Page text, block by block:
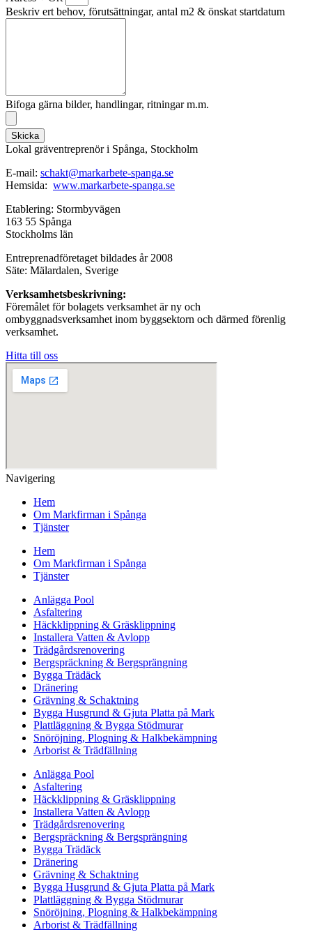
Beskriv ert behov, förutsättningar, antal m2 & önskat startdatum
Bifoga gärna bilder, handlingar, ritningar m.m.
Skicka
Lokal gräventreprenör i Spånga, Stockholm
E-mail: schakt@markarbete-spanga.se
Hemsida: www.markarbete-spanga.se
Etablering: Stormbyvägen
163 55 Spånga
Stockholms län
Entreprenadföretaget bildades år 2008
Säte: Mälardalen, Sverige
Verksamhetsbeskrivning:
Föremålet för bolagets verksamhet är ny och
ombyggnadsverksamhet inom byggsektorn och därmed förenlig
verksamhet.
Hitta till oss
Navigering
Hem
Om Markfirman i Spånga
Tjänster
Hem
Om Markfirman i Spånga
Tjänster
Anlägga Pool
Asfaltering
Häckklippning & Gräsklippning
Installera Vatten & Avlopp
Trädgårdsrenovering
Bergspräckning & Bergsprängning
Bygga Trädäck
Dränering
Grävning & Schaktning
Bygga Husgrund & Gjuta Platta på Mark
Plattläggning & Bygga Stödmurar
Snöröjning, Plogning & Halkbekämpning
Arborist & Trädfällning
Anlägga Pool
Asfaltering
Häckklippning & Gräsklippning
Installera Vatten & Avlopp
Trädgårdsrenovering
Bergspräckning & Bergsprängning
Bygga Trädäck
Dränering
Grävning & Schaktning
Bygga Husgrund & Gjuta Platta på Mark
Plattläggning & Bygga Stödmurar
Snöröjning, Plogning & Halkbekämpning
Arborist & Trädfällning